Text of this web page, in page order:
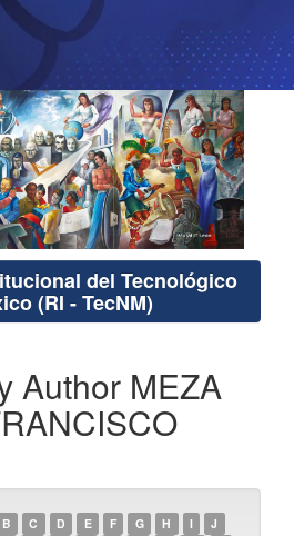
del Tecnológico
(RI - TecNM)
Author MEZA
B C D E F G H I
J